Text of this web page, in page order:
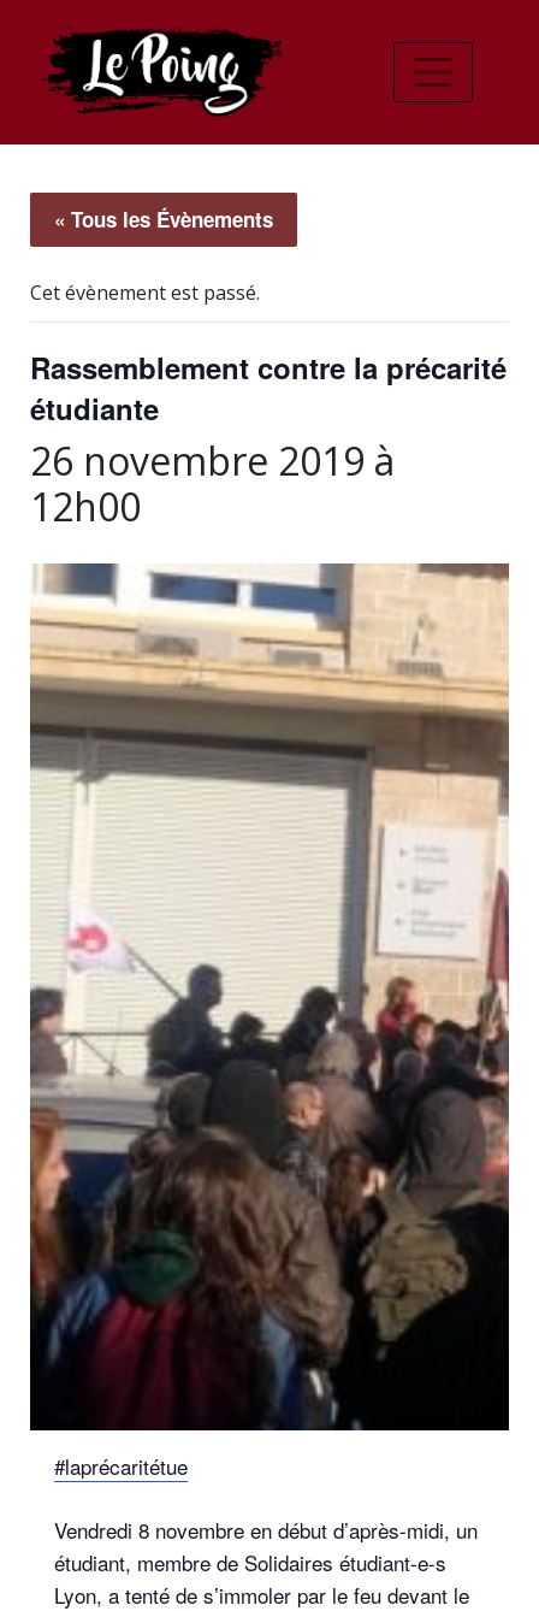
« Tous les Évènements
Cet évènement est passé.
Rassemblement contre la précarité
étudiante
26 novembre 2019 à
12h00
#laprécaritétue
Vendredi 8 novembre en début d’après-midi, un
étudiant, membre de Solidaires étudiant-e-s
Lyon, a tenté de s’immoler par le feu devant le